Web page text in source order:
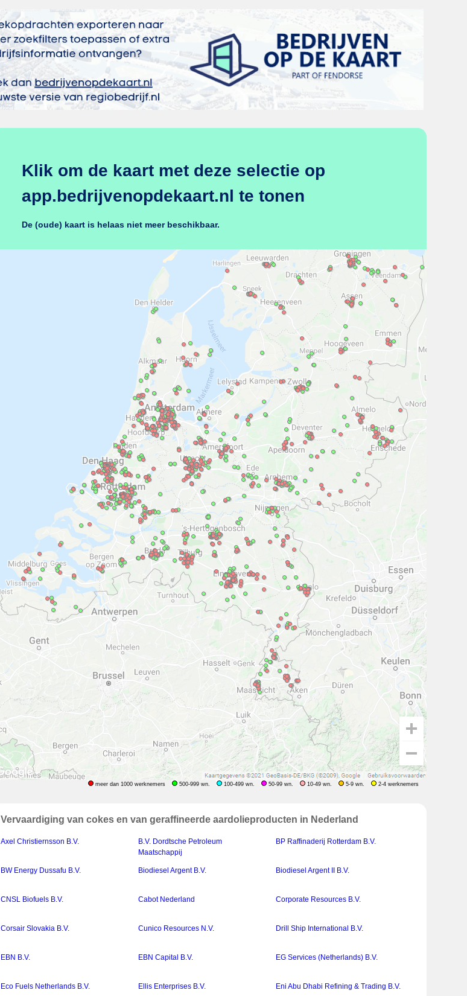
Klik om de kaart met deze selectie op
app.bedrijvenopdekaart.nl te tonen
De (oude) kaart is helaas niet meer beschikbaar.
meer dan 1000 werknemers 500-999 wn. 100-499 wn. 50-99 wn. 10-49 wn. 5-9 wn. 2-4 werknemers
Vervaardiging van cokes en van geraffineerde aardolieproducten in Nederland
Axel Christiernsson B.V.
B.V. Dordtsche Petroleum
Maatschappij
BP Raffinaderij Rotterdam B.V.
BW Energy Dussafu B.V. Biodiesel Argent B.V. Biodiesel Argent II B.V.
CNSL Biofuels B.V. Cabot Nederland Corporate Resources B.V.
Corsair Slovakia B.V. Cunico Resources N.V. Drill Ship International B.V.
EBN B.V. EBN Capital B.V. EG Services (Netherlands) B.V.
Eco Fuels Netherlands B.V. Ellis Enterprises B.V. Eni Abu Dhabi Refining & Trading B.V.